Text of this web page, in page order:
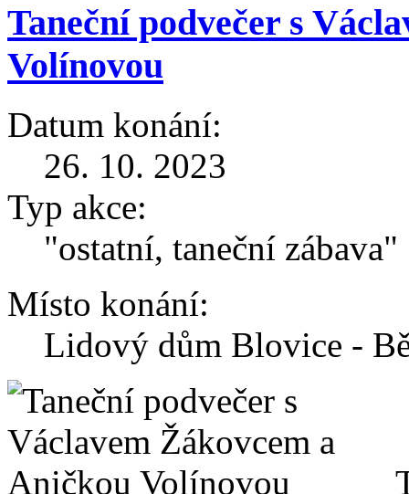
Taneční podvečer s
Volínovou
Datum konání:
26. 10. 2023
Typ akce:
"ostatní, taneční zábava"
Místo konání:
Lidový dům Blovice -